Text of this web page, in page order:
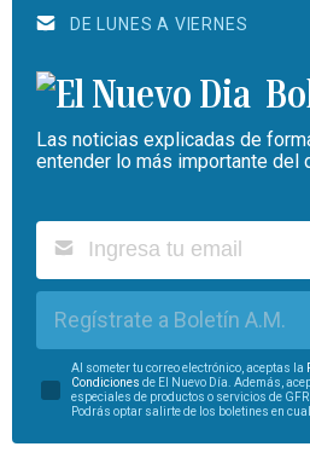
DE LUNES A VIERNES
Las noticias explicadas de
entender lo más importante del
Regístrate a Boletín A.M.
Al someter tu correo electrónico, aceptas la
Condiciones de El Nuevo Día. Además,
especiales de productos o servicios de
Podrás optar salirte de los boletines en